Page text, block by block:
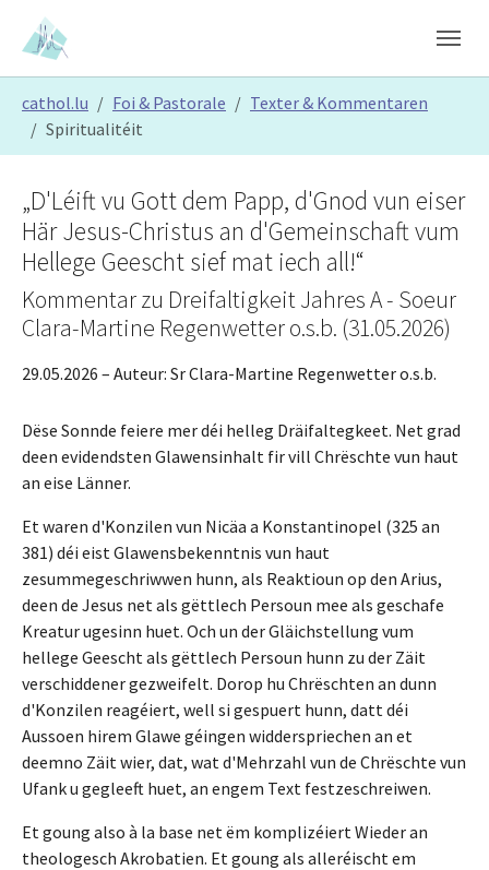
Skip to main content
Skip to page footer
cathol.lu Foi & Pastorale
Texter & Kommentaren
Spiritualitéit
„D'Léift vu Gott dem Papp, d'Gnod vun eiser
Här Jesus-Christus an d'Gemeinschaft vum
Hellege Geescht sief mat iech all!“
Kommentar zu Dreifaltigkeit Jahres A - Soeur
Clara-Martine Regenwetter o.s.b. (31.05.2026)
29.05.2026 – Auteur: Sr Clara-Martine Regenwetter o.s.b.
Dëse Sonnde feiere mer déi helleg Dräifaltegkeet. Net grad
deen evidendsten Glawensinhalt fir vill Chrëschte vun haut
an eise Länner.
Et waren d'Konzilen vun Nicäa a Konstantinopel (325 an
381) déi eist Glawensbekenntnis vun haut
zesummegeschriwwen hunn, als Reaktioun op den Arius,
deen de Jesus net als gëttlech Persoun mee als geschafe
Kreatur ugesinn huet. Och un der Gläichstellung vum
hellege Geescht als gëttlech Persoun hunn zu der Zäit
verschiddener gezweifelt. Dorop hu Chrëschten an dunn
d'Konzilen reagéiert, well si gespuert hunn, datt déi
Aussoen hirem Glawe géingen widderspriechen an et
deemno Zäit wier, dat, wat d'Mehrzahl vun de Chrëschte vun
Ufank u gegleeft huet, an engem Text festzeschreiwen.
Et goung also à la base net ëm komplizéiert Wieder an
theologesch Akrobatien. Et goung als alleréischt em